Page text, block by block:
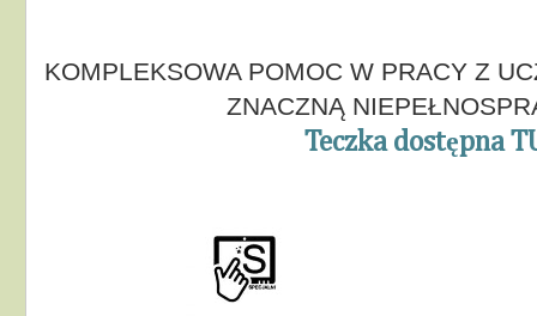
KOMPLEKSOWA POMOC W PRACY Z
ZNACZNĄ
Teczka dostępna